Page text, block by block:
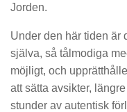
Jorden.
Under den här tiden är
själva, så tålmodiga
möjligt, och
att sätta avsikter,
stunder av autentisk